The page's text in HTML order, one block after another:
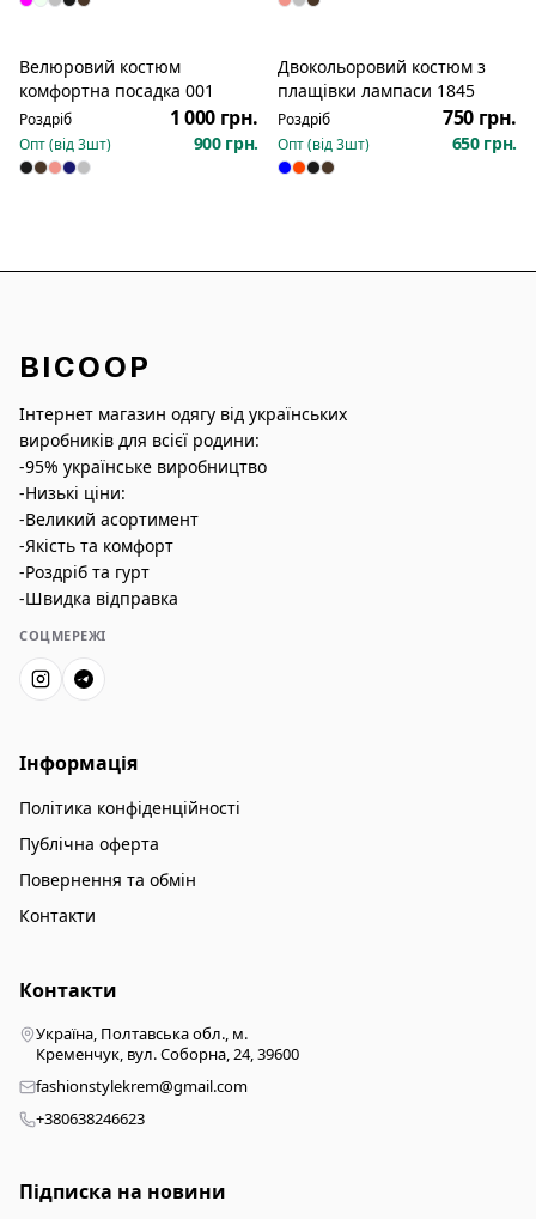
Новинка
Велюровий костюм
комфортна посадка 001
Роздріб 1 000 грн.
Опт (від3шт) 900 грн.
Двокольоровий костюм з
плащівки лампаси 1845
Роздріб 750 грн.
Опт (від3шт) 650 грн.
BICOOP
Інтернет магазин одягу від українських
виробників для всієї родини:
-95% українське виробництво
-Низькі ціни:
-Великий асортимент
-Якість та комфорт
-Роздріб та гурт
-Швидка відправка
СОЦМЕРЕЖІ
Інформація
Політика конфіденційності
Публічна оферта
Повернення та обмін
Контакти
Контакти
Україна, Полтавська обл., м.
Кременчук, вул. Соборна, 24, 39600
fashionstylekrem@gmail.com
+380638246623
Підписка на новини